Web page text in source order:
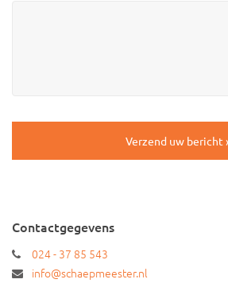
Contactgegevens
024 - 37 85 543
info@schaepmeester.nl